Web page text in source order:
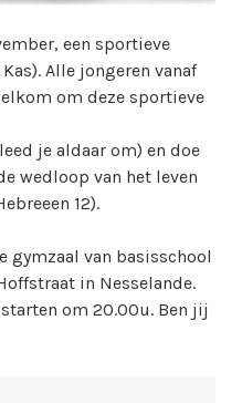
een sportieve
Alle jongeren vanaf
om deze sportieve
je aldaar om) en doe
wedloop van het leven
12).
gymzaal van basisschool
in Nesselande.
om 20.00u. Ben jij